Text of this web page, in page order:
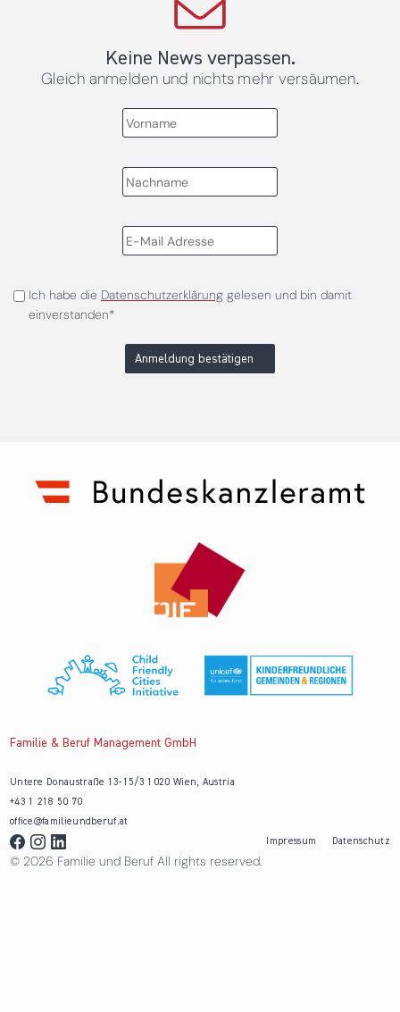
Keine News verpassen.
Gleich anmelden und nichts mehr versäumen.
Ich habe die Datenschutzerklärunggelesen und bin damit
einverstanden*
Anmeldung bestätigen
Familie & Beruf Management GmbH
Untere Donaustraße 13-15/3 1020 Wien, Austria
+43 1 218 50 70
office@familieundberuf.at
Impressum
Datenschutz
© 2026 Familie und Beruf All rights reserved.